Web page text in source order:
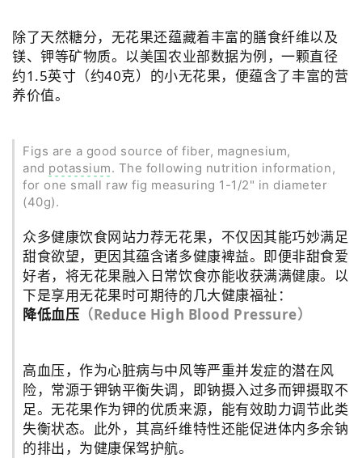
除了天然糖分，无花果还蕴藏着丰富的膳食纤维以及
镁、钾等矿物质。以美国农业部数据为例，一颗直径
约1.5英寸（约40克）的小无花果，便蕴含了丰富的营
养价值。
Figs are a good source of fiber, magnesium,
and potassium. The following nutrition information,
for one small raw fig measuring 1-1/2" in diameter
(40g).
众多健康饮食网站力荐无花果，不仅因其能巧妙满足
甜食欲望，更因其蕴含诸多健康裨益。即便非甜食爱
好者，将无花果融入日常饮食亦能收获满满健康。以
下是享用无花果时可期待的几大健康福祉：
降低血压 （Reduce High Blood Pressure）
高血压，作为心脏病与中风等严重并发症的潜在风
险，常源于钾钠平衡失调，即钠摄入过多而钾摄取不
足。无花果作为钾的优质来源，能有效助力调节此类
失衡状态。此外，其高纤维特性还能促进体内多余钠
的排出，为健康保驾护航。